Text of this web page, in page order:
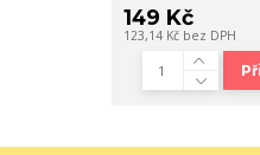
149 Kč
123,14 Kč bez DPH